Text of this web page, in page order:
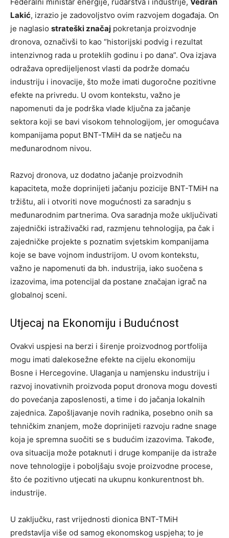
Lakić, izrazio je zadovoljstvo ovim razvojem događaja. On
je naglasio strateški značaj pokretanja proizvodnje
dronova, označivši to kao “historijski podvig i rezultat
intenzivnog rada u proteklih godinu i po dana”. Ova izjava
odražava opredijeljenost vlasti da podrže domaću
industriju i inovacije, što može imati dugoročne pozitivne
efekte na privredu. U ovom kontekstu, važno je
napomenuti da je podrška vlade ključna za jačanje
sektora koji se bavi visokom tehnologijom, jer omogućava
kompanijama poput BNT-TMiH da se natječu na
međunarodnom nivou.
Razvoj dronova, uz dodatno jačanje proizvodnih
kapaciteta, može doprinijeti jačanju pozicije BNT-TMiH na
tržištu, ali i otvoriti nove mogućnosti za saradnju s
međunarodnim partnerima. Ova saradnja može uključivati
zajednički istraživački rad, razmjenu tehnologija, pa čak i
zajedničke projekte s poznatim svjetskim kompanijama
koje se bave vojnom industrijom. U ovom kontekstu,
važno je napomenuti da bh. industrija, iako suočena s
izazovima, ima potencijal da postane značajan igrač na
globalnoj sceni.
Utjecaj na Ekonomiju i Budućnost
Ovakvi uspjesi na berzi i širenje proizvodnog portfolija
mogu imati dalekosežne efekte na cijelu ekonomiju
Bosne i Hercegovine. Ulaganja u namjensku industriju i
razvoj inovativnih proizvoda poput dronova mogu dovesti
do povećanja zaposlenosti, a time i do jačanja lokalnih
zajednica. Zapošljavanje novih radnika, posebno onih sa
tehničkim znanjem, može doprinijeti razvoju radne snage
koja je spremna suočiti se s budućim izazovima. Takođe,
ova situacija može potaknuti i druge kompanije da istraže
nove tehnologije i poboljšaju svoje proizvodne procese,
što će pozitivno utjecati na ukupnu konkurentnost bh.
industrije.
U zaključku, rast vrijednosti dionica BNT-TMiH
predstavlja više od samog ekonomskog uspjeha; to je